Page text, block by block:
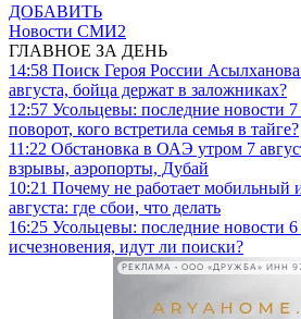
ДОБАВИТЬ
Новости СМИ2
ГЛАВНОЕ ЗА ДЕНЬ
14:58 Поиск Героя России
августа, бойца держат в заложниках?
12:57 Усольцевы: последние новости
поворот, кого встретила семья в тайге?
11:22 Обстановка в ОАЭ утром 7
взрывы, аэропорты, Дубай
10:21 Почему не работает мобильный
августа: где сбои, что делать
16:25 Усольцевы: последние новости 6
исчезновения, идут ли поиски?